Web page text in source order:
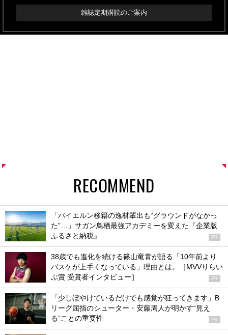
雑誌定期購読のご案内
RECOMMEND
「バイエルン移籍の逸材輩出も“グラウンドがなかっ
た”…」サガン鳥栖最強アカデミーを変えた『企業版
ふるさと納税』
PR
38歳でも進化を続ける篠山竜青が語る「10年前より
バスケが上手くなっている」理由とは。［MVVりらい
ぶ賞 受賞者インタビュー］
PR
「少しぼやけているだけでも感覚が狂ってきます」B
リーグ屈指のシューター・安藤周人が明かす“見え
る”ことの重要性
PR